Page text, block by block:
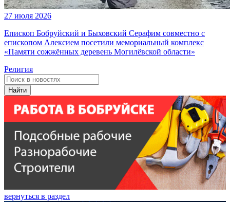
27 июля 2026
Епископ Бобруйский и Быховский Серафим совместно с
епископом Алексием посетили мемориальный комплекс
«Памяти сожжённых деревень Могилёвской области»
Религия
Найти
вернуться в раздел